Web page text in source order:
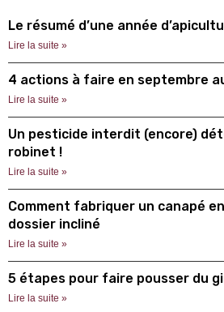
Le résumé d’une année
Lire la suite »
4 actions à faire en septembre
Lire la suite »
Un pesticide interdit (encore)
robinet !
Lire la suite »
Comment fabriquer un canapé
dossier incliné
Lire la suite »
5 étapes pour faire pousser du
Lire la suite »